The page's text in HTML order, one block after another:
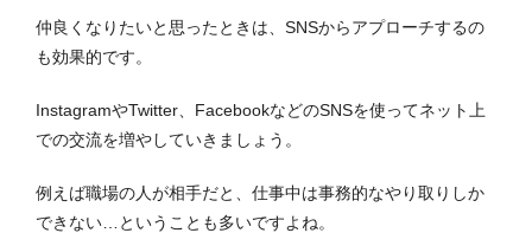
仲良くなりたいと思ったときは、SNSからアプローチするの
も効果的です。
InstagramやTwitter、FacebookなどのSNSを使ってネット上
での交流を増やしていきましょう。
例えば職場の人が相手だと、仕事中は事務的なやり取りしか
できない…ということも多いですよね。